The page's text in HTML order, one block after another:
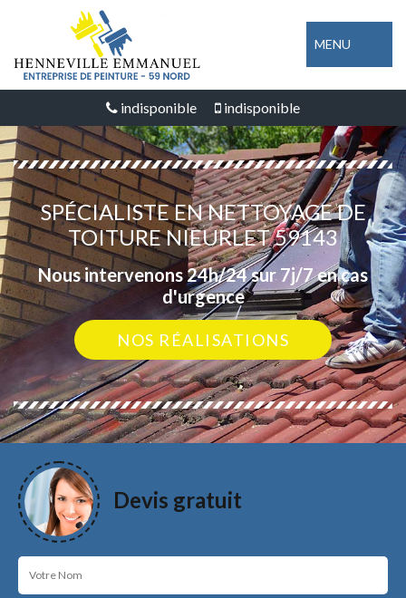
MENU
indisponible indisponible
SPÉCIALISTE EN NETTOYAGE DE
TOITURE NIEURLET 59143
Nous intervenons 24h/24 sur 7j/7 en cas
d'urgence
NOS RÉALISATIONS
Devis gratuit